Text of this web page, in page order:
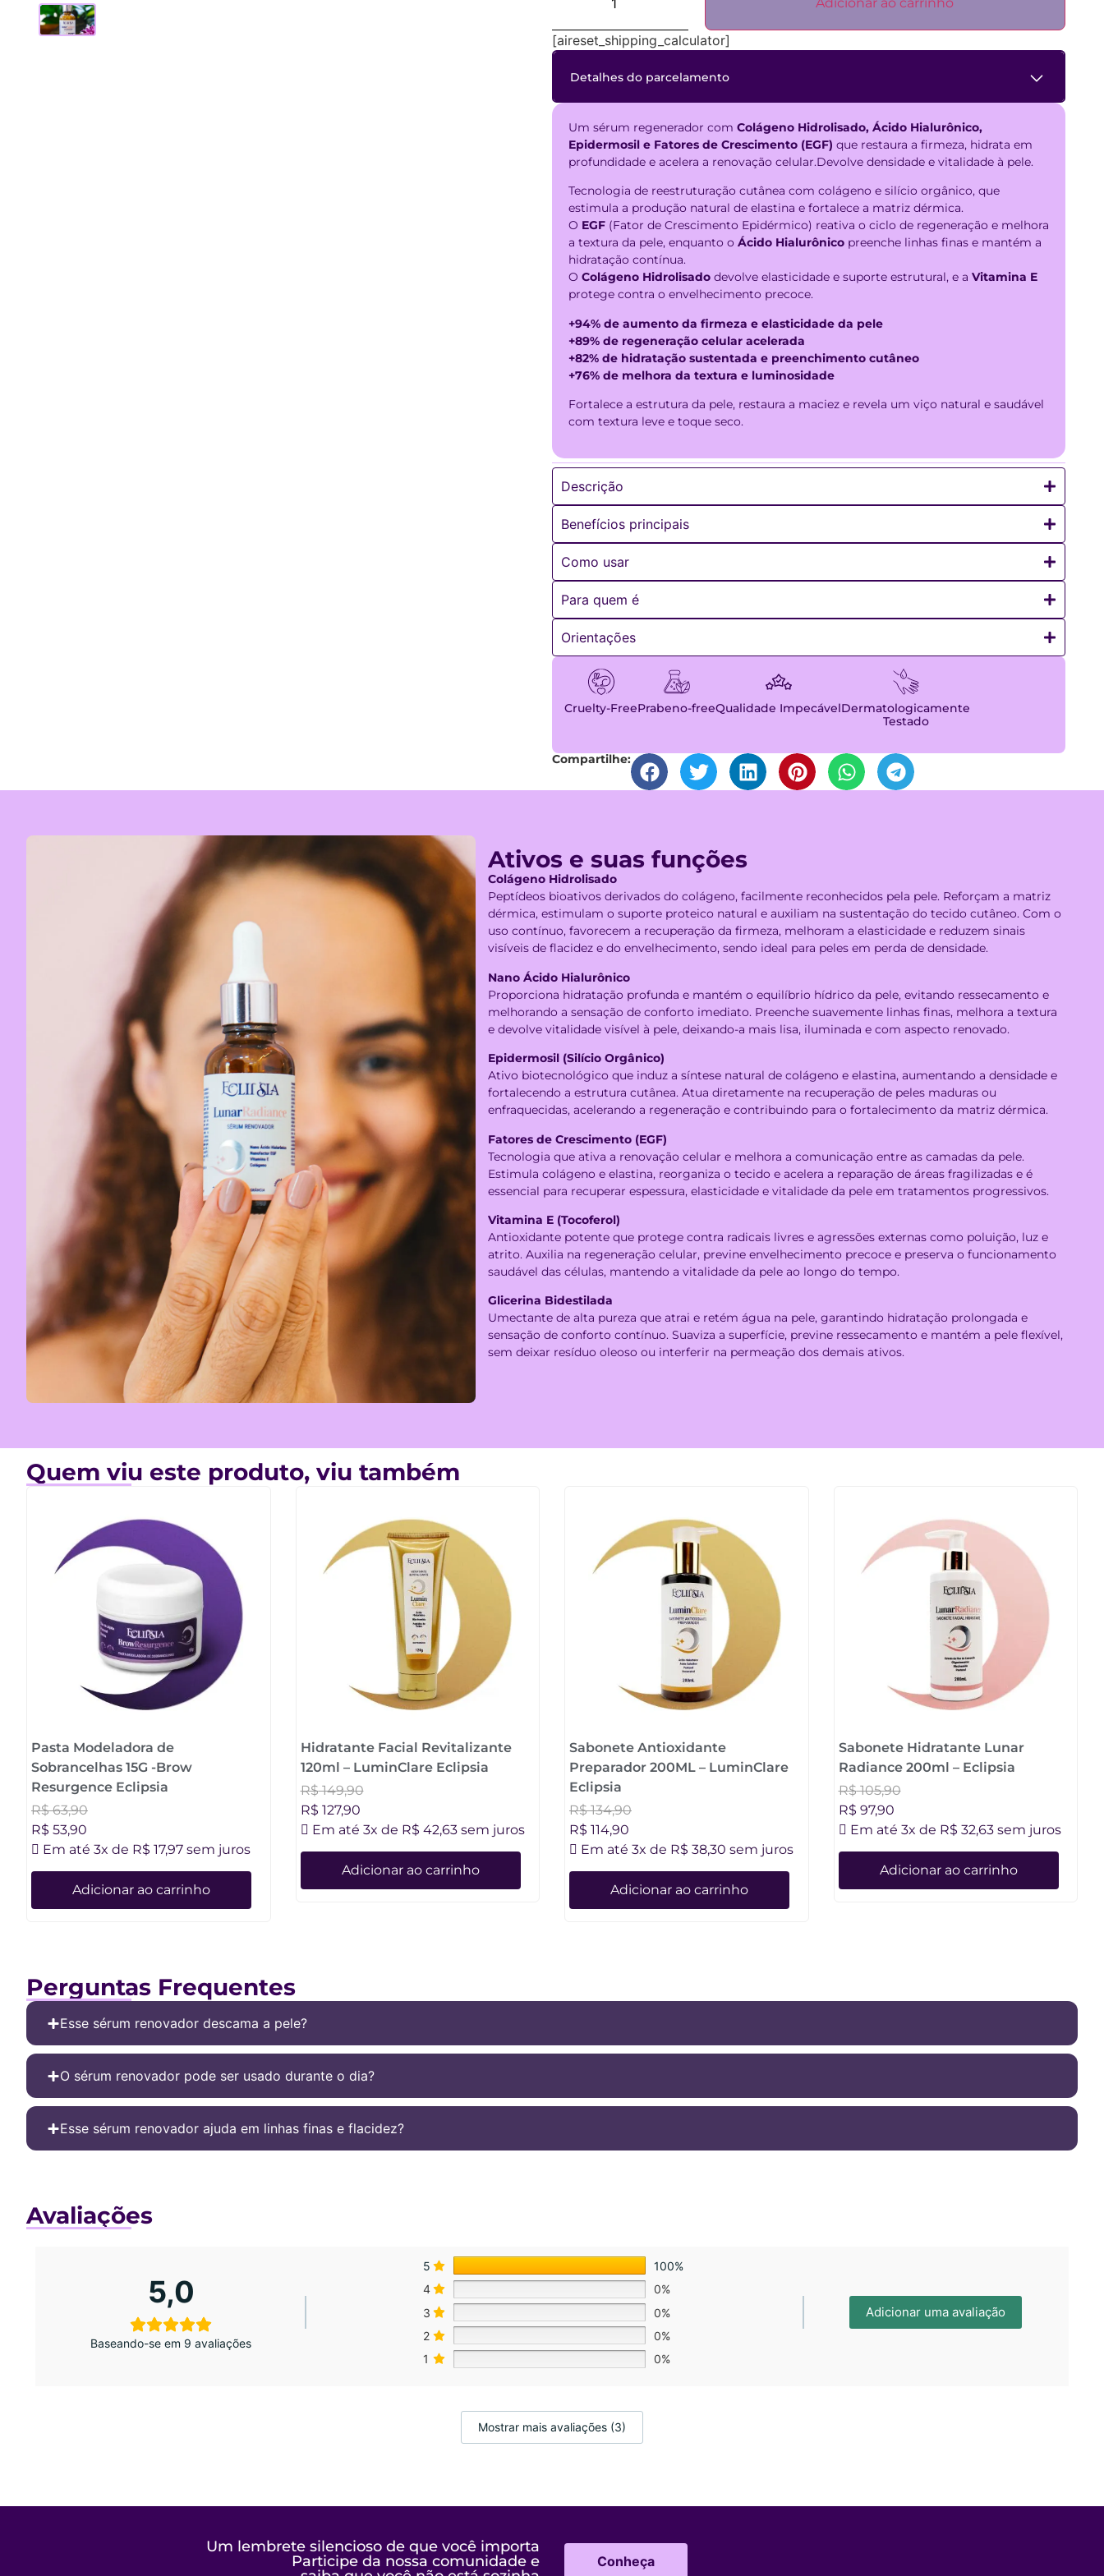
[aireset_shipping_calculator]
Detalhes do parcelamento
Parcelas:
sem juros
2x deR$59,95sem juros R$119,90
3x deR$39,97sem juros R$119,91
4x deR$ 32,60com juros
5x deR$26,49com juros
6x deR$22,43com juros R$134,58
7x deR$19,53com juros R$136,71
9x de
10x deR$14,34
11x de
12x de
Um sérum regenerador com Colágeno Hidrolisado, Ácido Hialurônico,
Epidermosil e Fatores de Crescimento (EGF) que restaura a firmeza, hidrata em
profundidade e acelera a renovação celular.Devolve densidade e vitalidade à pele.
Tecnologia de reestruturação cutânea com colágeno e silício orgânico, que
estimula a produção natural de elastina e fortalece a matriz dérmica.
O EGF (Fator de Crescimento Epidérmico) reativa o ciclo de regeneração e melhora
a textura da pele, enquanto o Ácido Hialurônico preenche linhas finas e mantém a
hidratação contínua.
O Colágeno Hidrolisado devolve elasticidade e suporte estrutural, e a Vitamina E
protege contra o envelhecimento precoce.
+94% de aumento da firmeza e elasticidade da pele
+89% de regeneração celular acelerada
+82% de hidratação sustentada e preenchimento cutâneo
+76% de melhora da textura e luminosidade
Fortalece a estrutura da pele, restaura a maciez e revela um viço natural e saudável
com textura leve e toque seco.
Descrição
Benefícios principais
Como usar
Para quem é
Orientações
Cruelty-FreePrabeno-freeQualidade ImpecávelDermatologicamente
Testado
Compartilhe:
Ativos e suas funções
Colágeno Hidrolisado
Peptídeos bioativos derivados do colágeno, facilmente reconhecidos pela pele. Reforçam a matriz
dérmica, estimulam o suporte proteico natural e auxiliam na sustentação do tecido cutâneo. Com o
uso contínuo, favorecem a recuperação da firmeza, melhoram a elasticidade e reduzem sinais
visíveis de flacidez e do envelhecimento, sendo ideal para peles em perda de densidade.
Nano Ácido Hialurônico
Proporciona hidratação profunda e mantém o equilíbrio hídrico da pele, evitando ressecamento e
melhorando a sensação de conforto imediato. Preenche suavemente linhas finas, melhora a textura
e devolve vitalidade visível à pele, deixando-a mais lisa, iluminada e com aspecto renovado.
Epidermosil (Silício Orgânico)
Ativo biotecnológico que induz a síntese natural de colágeno e elastina, aumentando a densidade e
fortalecendo a estrutura cutânea. Atua diretamente na recuperação de peles maduras ou
enfraquecidas, acelerando a regeneração e contribuindo para o fortalecimento da matriz dérmica.
Fatores de Crescimento (EGF)
Tecnologia que ativa a renovação celular e melhora a comunicação entre as camadas da pele.
Estimula colágeno e elastina, reorganiza o tecido e acelera a reparação de áreas fragilizadas e é
essencial para recuperar espessura, elasticidade e vitalidade da pele em tratamentos progressivos.
Vitamina E (Tocoferol)
Antioxidante potente que protege contra radicais livres e agressões externas como poluição, luz e
atrito. Auxilia na regeneração celular, previne envelhecimento precoce e preserva o funcionamento
saudável das células, mantendo a vitalidade da pele ao longo do tempo.
Glicerina Bidestilada
Umectante de alta pureza que atrai e retém água na pele, garantindo hidratação prolongada e
sensação de conforto contínuo. Suaviza a superfície, previne ressecamento e mantém a pele flexível,
sem deixar resíduo oleoso ou interferir na permeação dos demais ativos.
Quem viu este produto, viu também​
Pasta Modeladora de
Sobrancelhas 15G -Brow
Resurgence Eclipsia
R$63,90
R$ 53,90
Em até 3x de R$ 17,97 sem juros
Adicionar ao carrinho
Hidratante Facial Revitalizante
120ml – LuminClare Eclipsia
R$149,90
R$ 127,90
Em até 3x de R$ 42,63sem juros
Adicionar ao carrinho
Sabonete Antioxidante
Preparador 200ML – LuminClare
Eclipsia
R$134,90
R$ 114,90
Em até 3x de R$ 38,30 sem juros
Adicionar ao carrinho
Sabonete Hidratante Lunar
Radiance 200ml – Eclipsia
R$105,90
R$ 97,90
Em até 3x de R$ 32,63sem juros
Adicionar ao carrinho
Perguntas Frequentes
Esse sérum renovador descama a pele?
O sérum renovador pode ser usado durante o dia?
Esse sérum renovador ajuda em linhas finas e flacidez?
Avaliações
5,0
Baseando-se em 9 avaliações
5
100%
4
0%
3
0%
2
0%
1
0%
Adicionar uma avaliação
Mostrar mais avaliações (3)
Um lembrete silencioso de que você importa
Participe da nossa comunidade e
Conheça